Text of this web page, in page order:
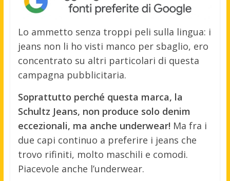
Lo ammetto senza troppi peli sulla lingua: i
jeans non li ho visti manco per sbaglio, ero
concentrato su altri particolari di questa
campagna pubblicitaria.
Soprattutto perché questa marca, la
Schultz Jeans, non produce solo denim
eccezionali, ma anche underwear!Ma fra i
due capi continuo a preferire i jeans che
trovo rifiniti, molto maschili e comodi.
Piacevole anche l’underwear.